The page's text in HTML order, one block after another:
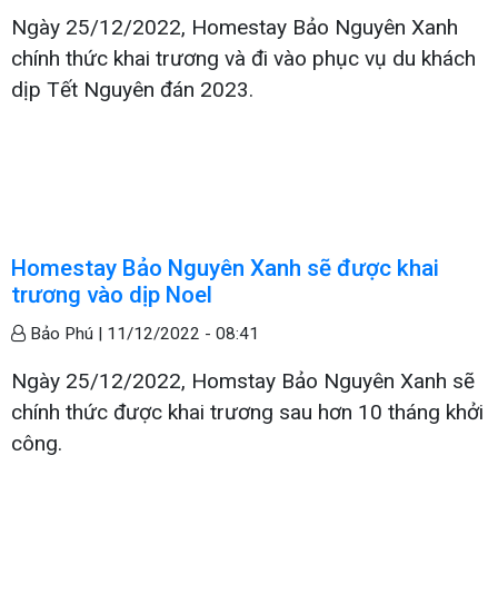
Ngày 25/12/2022, Homestay Bảo Nguyên Xanh
chính thức khai trương và đi vào phục vụ du khách
dịp Tết Nguyên đán 2023.
Homestay Bảo Nguyên Xanh sẽ được khai
trương vào dịp Noel
Bảo Phú | 11/12/2022 - 08:41
Ngày 25/12/2022, Homstay Bảo Nguyên Xanh sẽ
chính thức được khai trương sau hơn 10 tháng khởi
công.